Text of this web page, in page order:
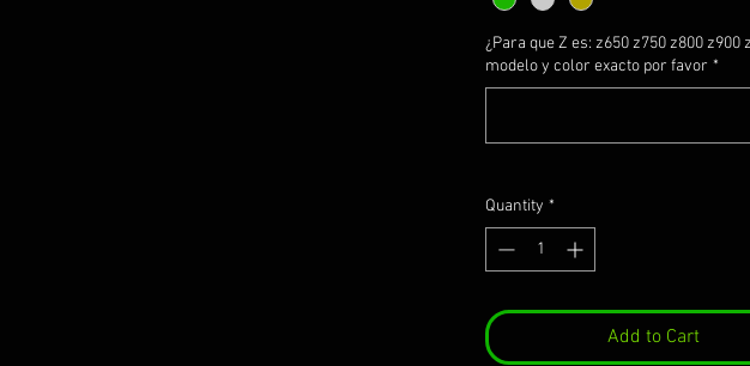
¿Para que Z es: z650 z750 z800 z900
modelo y color exacto por favor *
Quantity *
Add to Cart